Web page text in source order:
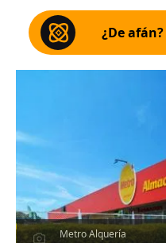
¿De afán?
Metro Alquería